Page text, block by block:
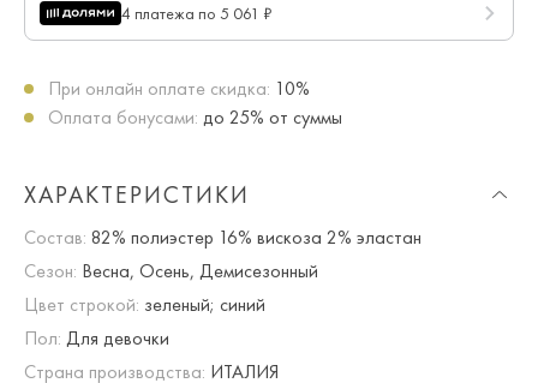
4 платежа по 5 061 ₽
При онлайн оплате скидка: 10%
Оплата бонусами: до 25% от суммы
ХАРАКТЕРИСТИКИ
Состав: 82% полиэстер 16% вискоза 2% эластан
Сезон: Весна, Осень, Демисезонный
Цвет строкой: зеленый; синий
Пол: Для девочки
Страна производства: ИТАЛИЯ